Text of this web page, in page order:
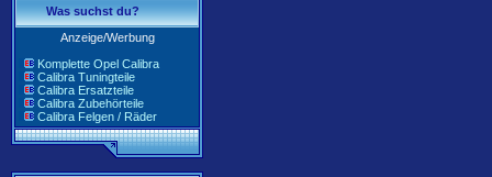
Was suchst du?
Anzeige/Werbung
Komplette Opel Calibra
Calibra Tuningteile
Calibra Ersatzteile
Calibra Zubehörteile
Calibra Felgen / Räder